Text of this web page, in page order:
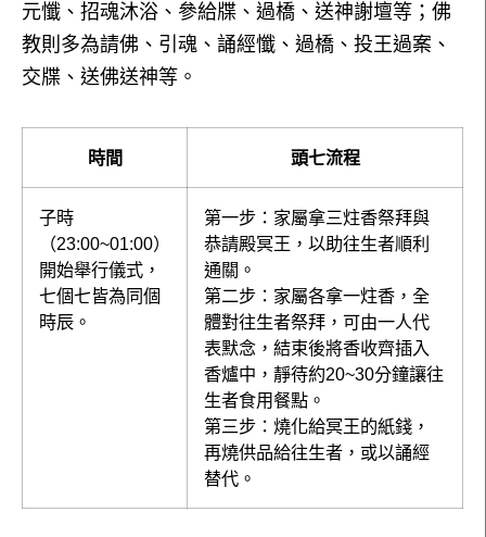
元懺、招魂沐浴、參給牒、過橋、送神謝壇等；佛
教則多為請佛、引魂、誦經懺、過橋、投王過案、
交牒、送佛送神等。
時間 頭七流程
子時
（23:00~01:00）
開始舉行儀式，
七個七皆為同個
時辰。
第一步：家屬拿三炷香祭拜與
恭請殿冥王，以助往生者順利
通關。
第二步：家屬各拿一炷香，全
體對往生者祭拜，可由一人代
表默念，結束後將香收齊插入
香爐中，靜待約20~30分鐘讓往
生者食用餐點。
第三步：燒化給冥王的紙錢，
再燒供品給往生者，或以誦經
替代。